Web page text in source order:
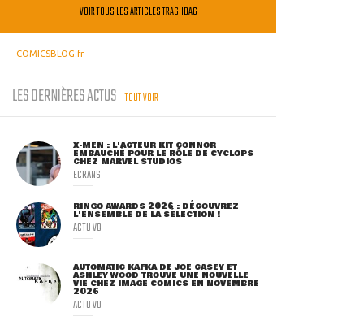
VOIR TOUS LES ARTICLES TRASHBAG
COMICSBLOG.fr
LES DERNIÈRES ACTUS TOUT VOIR
X-MEN : L'ACTEUR KIT CONNOR
EMBAUCHÉ POUR LE RÔLE DE CYCLOPS
CHEZ MARVEL STUDIOS
ECRANS
RINGO AWARDS 2026 : DÉCOUVREZ
L'ENSEMBLE DE LA SÉLECTION !
ACTU VO
AUTOMATIC KAFKA DE JOE CASEY ET
ASHLEY WOOD TROUVE UNE NOUVELLE
VIE CHEZ IMAGE COMICS EN NOVEMBRE
2026
ACTU VO